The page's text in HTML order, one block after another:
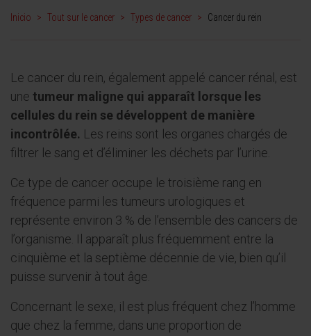
Inicio > Tout sur le cancer > Types de cancer > Cancer du rein
Le cancer du rein, également appelé cancer rénal, est
une tumeur maligne qui apparaît lorsque les
cellules du rein se développent de manière
incontrôlée. Les reins sont les organes chargés de
filtrer le sang et d’éliminer les déchets par l’urine.
Ce type de cancer occupe le troisième rang en
fréquence parmi les tumeurs urologiques et
représente environ 3 % de l’ensemble des cancers de
l’organisme. Il apparaît plus fréquemment entre la
cinquième et la septième décennie de vie, bien qu’il
puisse survenir à tout âge.
Concernant le sexe, il est plus fréquent chez l’homme
que chez la femme, dans une proportion de